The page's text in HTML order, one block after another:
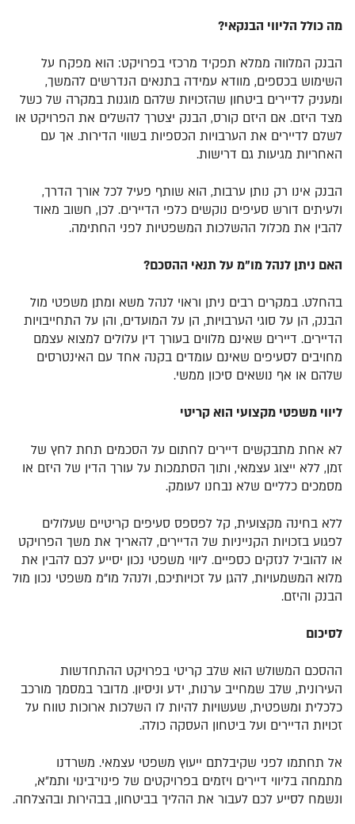
מה כולל הליווי הבנקאי?
הבנק המלווה ממלא תפקיד מרכזי בפרויקט: הוא מפקח על
השימוש בכספים, מוודא עמידה בתנאים הנדרשים להמשך,
ומעניק לדיירים ביטחון שהזכויות שלהם מוגנות במקרה של כשל
מצד היזם. אם היזם קורס, הבנק יצטרך להשלים את הפרויקט או
לשלם לדיירים את הערבויות הכספיות בשווי הדירות. אך עם
האחריות מגיעות גם דרישות.
הבנק אינו רק נותן ערבות, הוא שותף פעיל לכל אורך הדרך,
ולעיתים דורש סעיפים נוקשים כלפי הדיירים. לכן, חשוב מאוד
להבין את מכלול ההשלכות המשפטיות לפני החתימה.
האם ניתן לנהל מו”מ על תנאי ההסכם?
בהחלט. במקרים רבים ניתן וראוי לנהל משא ומתן משפטי מול
הבנק, הן על סוגי הערבויות, הן על המועדים, והן על התחייבויות
הדיירים. דיירים שאינם מלווים בעורך דין עלולים למצוא עצמם
מחויבים לסעיפים שאינם עומדים בקנה אחד עם האינטרסים
שלהם או אף נושאים סיכון ממשי.
ליווי משפטי מקצועי הוא קריטי
לא אחת מתבקשים דיירים לחתום על הסכמים תחת לחץ של
זמן, ללא ייצוג עצמאי, ותוך הסתמכות על עורך הדין של היזם או
מסמכים כלליים שלא נבחנו לעומק.
ללא בחינה מקצועית, קל לפספס סעיפים קריטיים שעלולים
לפגוע בזכויות הקנייניות של הדיירים, להאריך את משך הפרויקט
או להוביל לנזקים כספיים. ליווי משפטי נכון יסייע לכם להבין את
מלוא המשמעויות, להגן על זכויותיכם, ולנהל מו”מ משפטי נכון מול
הבנק והיזם.
לסיכום
ההסכם המשולש הוא שלב קריטי בפרויקט ההתחדשות
העירונית, שלב שמחייב ערנות, ידע וניסיון. מדובר במסמך מורכב
כלכלית ומשפטית, שעשויות להיות לו השלכות ארוכות טווח על
זכויות הדיירים ועל ביטחון העסקה כולה.
אל תחתמו לפני שקיבלתם ייעוץ משפטי עצמאי. משרדנו
מתמחה בליווי דיירים ויזמים בפרויקטים של פינוי־בינוי ותמ״א,
ונשמח לסייע לכם לעבור את ההליך בביטחון, בבהירות ובהצלחה.